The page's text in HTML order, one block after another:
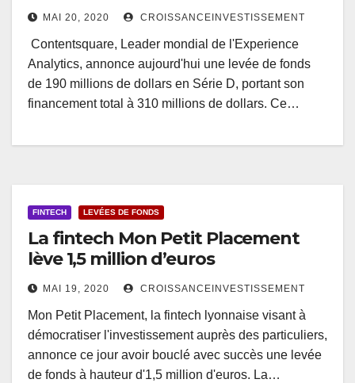
MAI 20, 2020 CROISSANCEINVESTISSEMENT
Contentsquare, Leader mondial de l'Experience
Analytics, annonce aujourd'hui une levée de fonds
de 190 millions de dollars en Série D, portant son
financement total à 310 millions de dollars. Ce…
FINTECH LEVÉES DE FONDS
La fintech Mon Petit Placement
lève 1,5 million d’euros
MAI 19, 2020 CROISSANCEINVESTISSEMENT
Mon Petit Placement, la fintech lyonnaise visant à
démocratiser l'investissement auprès des particuliers,
annonce ce jour avoir bouclé avec succès une levée
de fonds à hauteur d'1,5 million d'euros. La…